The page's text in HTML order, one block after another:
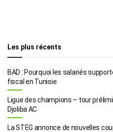
Les plus récents
BAD : Pourquoi les salariés
fiscal en Tunisie
Ligue des champions – tour
Djoliba AC
La STEG annonce de nouvelles